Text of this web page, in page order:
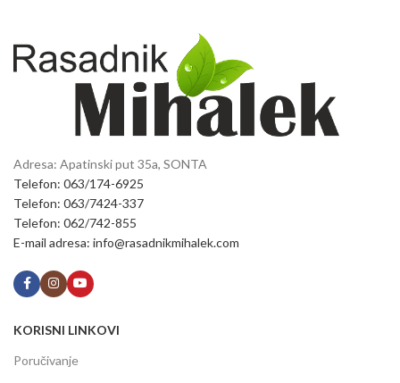
Adresa: Apatinski put 35a, SONTA
Telefon: 063/174-6925
Telefon: 063/7424-337
Telefon: 062/742-855
E-mail adresa: info@rasadnikmihalek.com
KORISNI LINKOVI
Poručivanje